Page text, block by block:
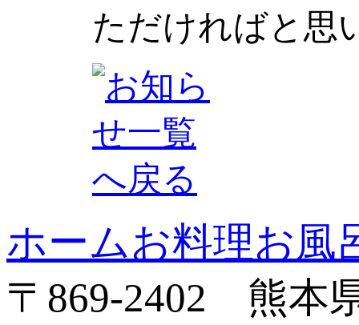
ただければと思
ホームお料理お風
〒869-2402 熊本